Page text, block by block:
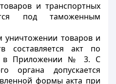
и транспортных
под таможенным
уничтожении товаров и
составляется акт по
в Приложении № 3. С
органа допускается
формы акта при